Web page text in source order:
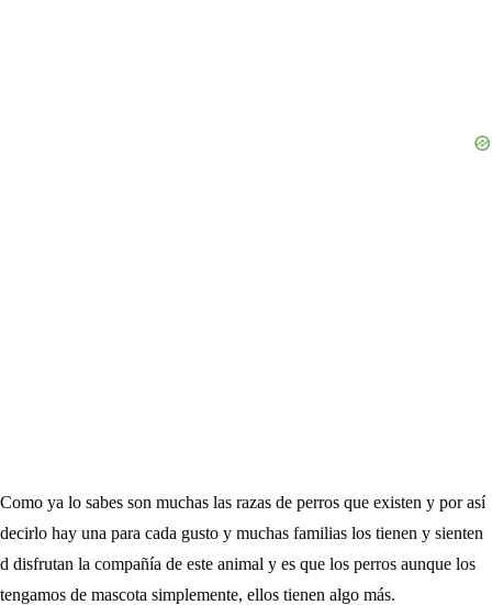
Como ya lo sabes son muchas las razas de perros que existen y por así
decirlo hay una para cada gusto y muchas familias los tienen y sienten
d disfrutan la compañía de este animal y es que los perros aunque los
tengamos de mascota simplemente, ellos tienen algo más.